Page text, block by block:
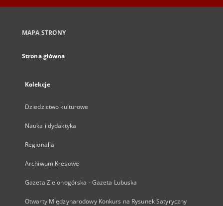
MAPA STRONY
Strona główna
Kolekcje
Dziedzictwo kulturowe
Nauka i dydaktyka
Regionalia
Archiwum Kresowe
Gazeta Zielonogórska - Gazeta Lubuska
Otwarty Międzynarodowy Konkurs na Rysunek Satyryczny